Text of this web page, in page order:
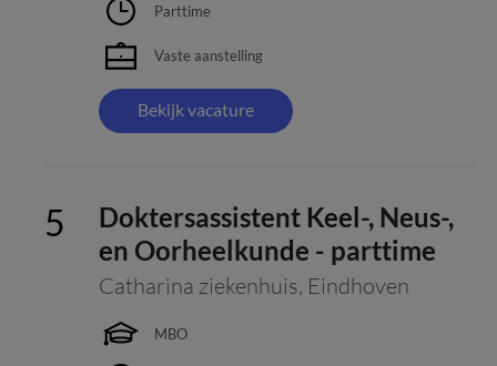
Parttime
Vaste aanstelling
Bekijk vacature
Doktersassistent Keel-, Neus-,
en Oorheelkunde - parttime
Catharina ziekenhuis, Eindhoven
MBO